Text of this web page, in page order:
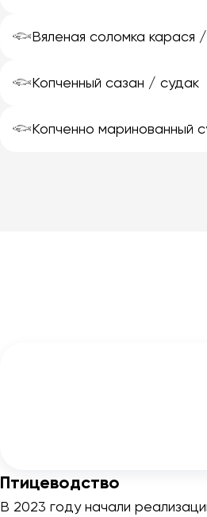
𓆟Вяленая соломка карася
𓆟Копченный сазан / судак
𓆟Копченно маринованный
Птицеводство
В 2023 году начали